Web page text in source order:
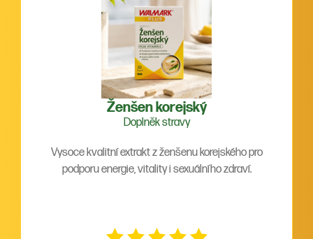
Ženšen korejský
Doplněk stravy
Vysoce kvalitní extrakt z ženšenu korejského pro
podporu energie, vitality i sexuálního zdraví.